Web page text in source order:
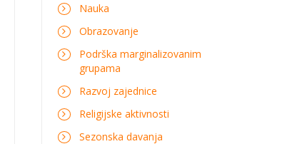
Nauka
Obrazovanje
Podrška marginalizovanim
grupama
Razvoj zajednice
Religijske aktivnosti
Sezonska davanja